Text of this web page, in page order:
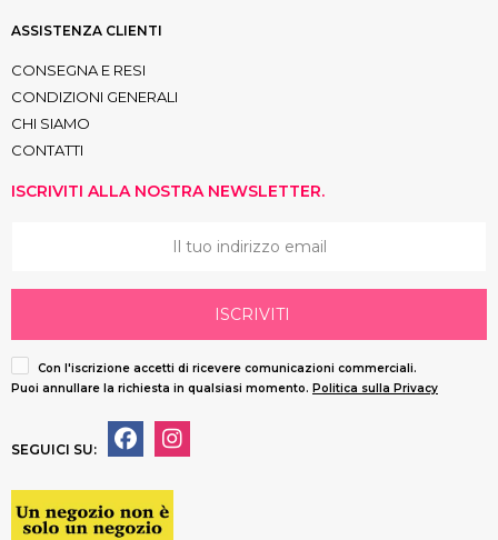
ASSISTENZA CLIENTI
CONSEGNA E RESI
CONDIZIONI GENERALI
CHI SIAMO
CONTATTI
ISCRIVITI ALLA NOSTRA NEWSLETTER.
ISCRIVITI
Con l'iscrizione accetti di ricevere comunicazioni commerciali.
Puoi annullare la richiesta in qualsiasi momento. Politica sulla Privacy
SEGUICI SU: